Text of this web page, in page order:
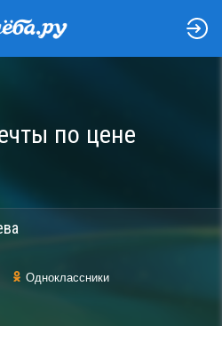
по цене
Одноклассники